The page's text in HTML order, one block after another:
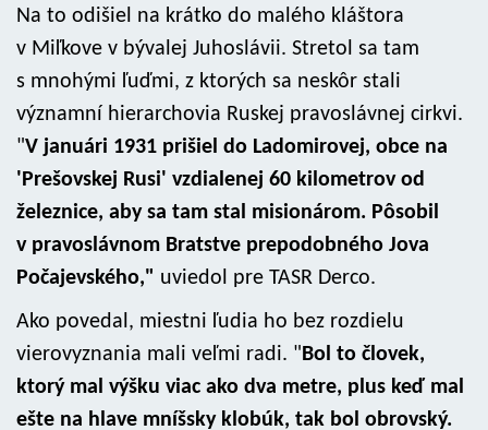
Na to odišiel na krátko do malého kláštora
v Miľkove v bývalej Juhoslávii. Stretol sa tam
s mnohými ľuďmi, z ktorých sa neskôr stali
významní hierarchovia Ruskej pravoslávnej cirkvi.
"V januári 1931 prišiel do Ladomirovej, obce na
'Prešovskej Rusi' vzdialenej 60 kilometrov od
železnice, aby sa tam stal misionárom. Pôsobil
v pravoslávnom Bratstve prepodobného Jova
Počajevského," uviedol pre TASR Derco.
Ako povedal, miestni ľudia ho bez rozdielu
vierovyznania mali veľmi radi. "Bol to človek,
ktorý mal výšku viac ako dva metre, plus keď mal
ešte na hlave mníšsky klobúk, tak bol obrovský.